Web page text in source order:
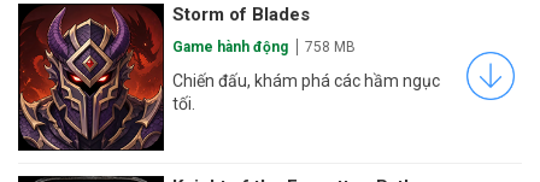
Storm of Blades
Game hành động 758 MB
Chiến đấu, khám phá các hầm ngục
tối.